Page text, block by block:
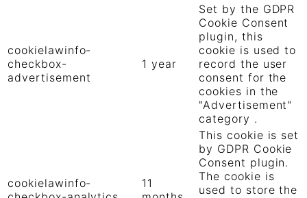
cookielawinfo-
checkbox-
advertisement
1 year
Set by the GDPR
Cookie Consent
plugin, this
cookie is used to
record the user
consent for the
cookies in the
"Advertisement"
category .
cookielawinfo-
11
This cookie is set
by GDPR Cookie
Consent plugin.
The cookie is
used to store the